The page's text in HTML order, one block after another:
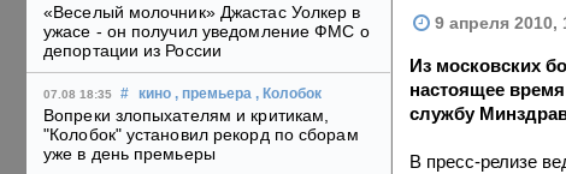
«Веселый молочник» Джастас Уолкер в
ужасе - он получил уведомление ФМС о
депортации из России
07.08 18:35 # кино , премьера , Колобок
Вопреки злопыхателям и критикам,
"Колобок" установил рекорд по сборам
уже в день премьеры
9 апреля 2010,
Из московских
настоящее
службу
В пресс-релизе